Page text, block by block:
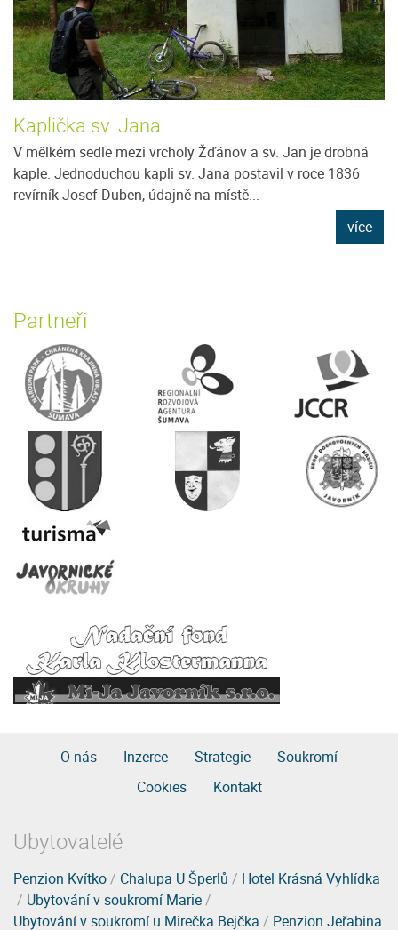
Kaplička sv. Jana
V mělkém sedle mezi vrcholy Žďánov a sv. Jan je drobná
kaple. Jednoduchou kapli sv. Jana postavil v roce 1836
revírník Josef Duben, údajně na místě...
více
Partneři
O nás Inzerce Strategie
Soukromí
Cookies
Kontakt
Ubytovatelé
Penzion Kvítko/ Chalupa U Šperlů / Hotel Krásná Vyhlídka
/ Ubytování v soukromí Marie/
Ubytování v soukromí u Mirečka Bejčka / Penzion Jeřabina